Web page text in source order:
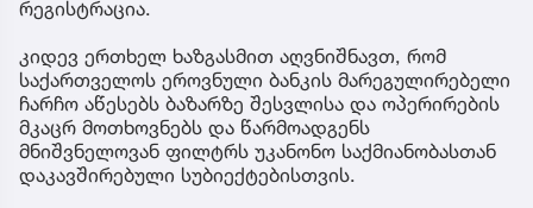
რეგისტრაცია.
კიდევ ერთხელ ხაზგასმით აღვნიშნავთ, რომ
საქართველოს ეროვნული ბანკის მარეგულირებელი
ჩარჩო აწესებს ბაზარზე შესვლისა და ოპერირების
მკაცრ მოთხოვნებს და წარმოადგენს
მნიშვნელოვან ფილტრს უკანონო საქმიანობასთან
დაკავშირებული სუბიექტებისთვის.